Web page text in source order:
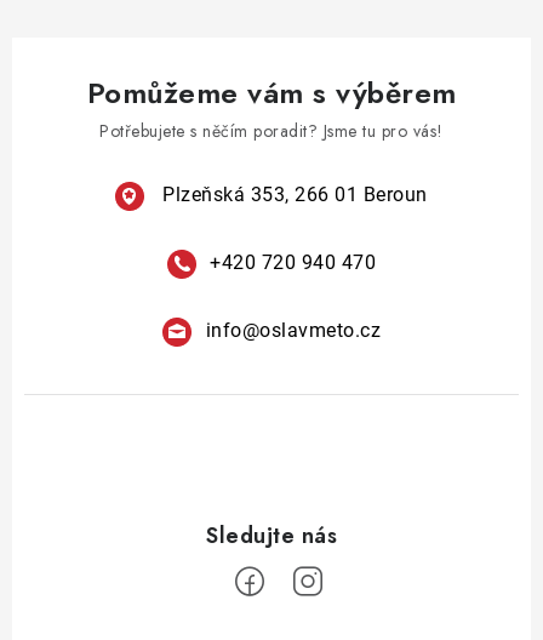
Pomůžeme vám s výběrem
Potřebujete s něčím poradit? Jsme tu pro vás!
Plzeňská 353, 266 01 Beroun
+420 720 940 470
info@oslavmeto.cz